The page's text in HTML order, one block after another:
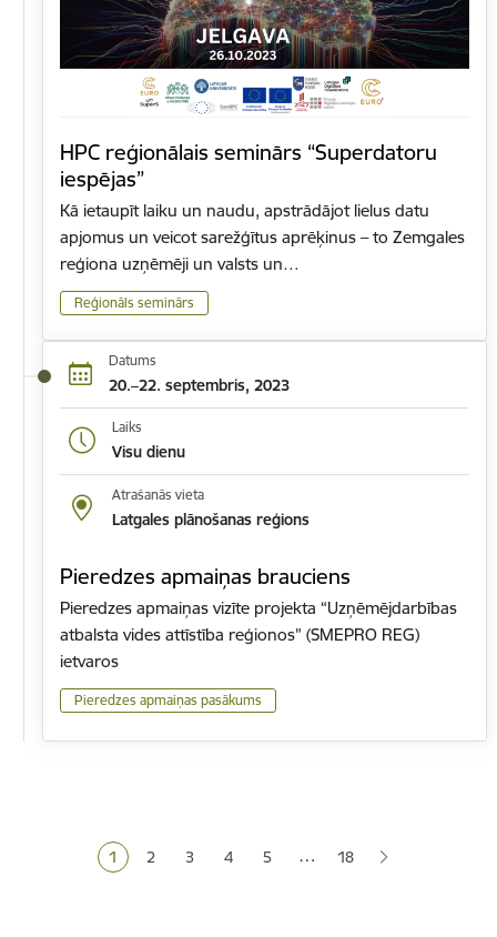
HPC reģionālais seminārs “Superdatoru
iespējas”
Kā ietaupīt laiku un naudu, apstrādājot lielus datu
apjomus un veicot sarežģītus aprēķinus – to Zemgales
reģiona uzņēmēji un valsts un…
Reģionāls seminārs
Datums
20.–22. septembris, 2023
Laiks
Visu dienu
Atrašanās vieta
Latgales plānošanas reģions
Pieredzes apmaiņas brauciens
Pieredzes apmaiņas vizīte projekta “Uzņēmējdarbības
atbalsta vides attīstība reģionos” (SMEPRO REG)
ietvaros
Pieredzes apmaiņas pasākums
Pašreizējā lapa
1 Lapa
2 Lapa
3 Lapa
4 Lapa
5 … 18